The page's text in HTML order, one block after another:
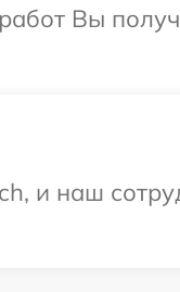
Вы
и наш